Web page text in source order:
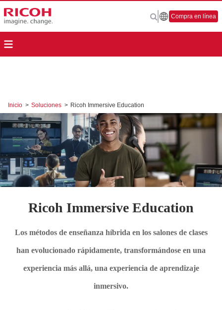
Compra en línea
Inicio > Soluciones > Ricoh Immersive Education
Ricoh Immersive Education
Los métodos de enseñanza híbrida en los salones de clases
han evolucionado rápidamente, transformándose en una
experiencia más allá, una experiencia de aprendizaje
inmersivo.